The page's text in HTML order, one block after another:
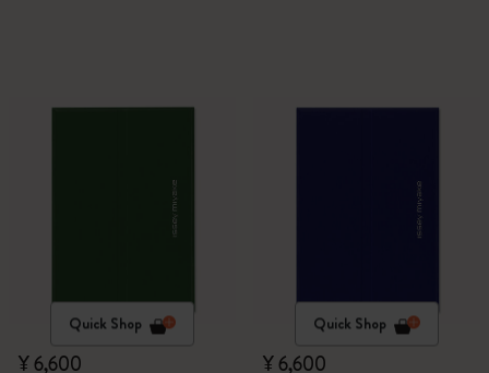
Quick Shop
¥ 6,600
Quick Shop
¥ 6,600